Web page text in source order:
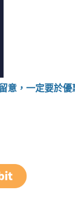
意，一定要於優